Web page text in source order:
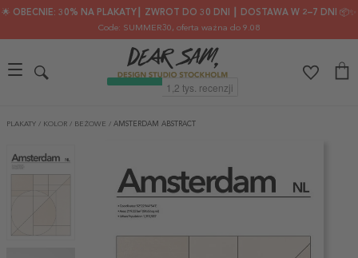
🌟 OBECNIE: 30% NA PLAKATY┃ ZWROT DO 30 DNI ┃ DOSTAWA W 2–7 DNI 📦✨
Code: SUMMER30, oferta ważna do 9.08
PLAKATY / KOLOR / BEŻOWE / AMSTERDAM ABSTRACT